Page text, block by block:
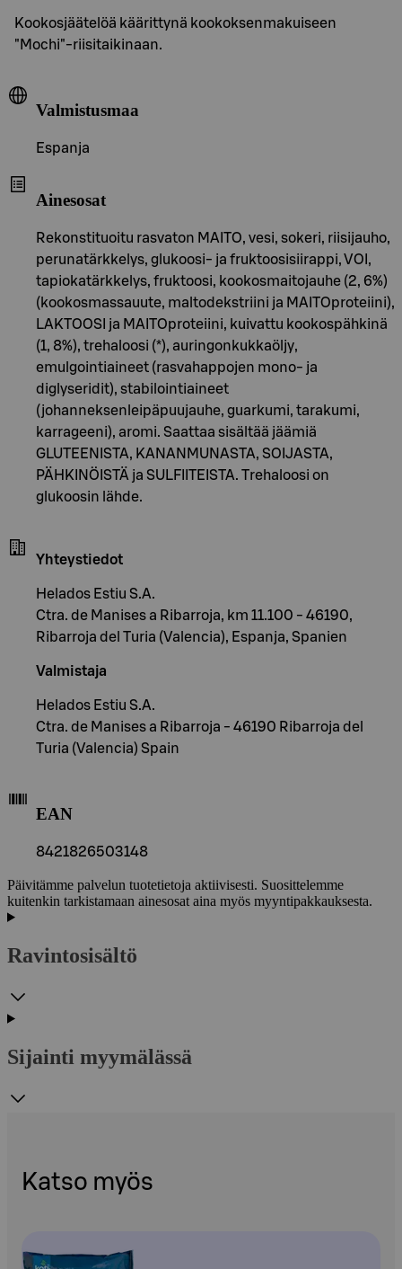
Kookosjäätelöä käärittynä kookoksenmakuiseen
"Mochi"-riisitaikinaan.
Valmistusmaa
Espanja
Ainesosat
Rekonstituoitu rasvaton MAITO, vesi, sokeri, riisijauho,
perunatärkkelys, glukoosi- ja fruktoosisiirappi, VOI,
tapiokatärkkelys, fruktoosi, kookosmaitojauhe (2, 6%)
(kookosmassauute, maltodekstriini ja MAITOproteiini),
LAKTOOSI ja MAITOproteiini, kuivattu kookospähkinä
(1, 8%), trehaloosi (*), auringonkukkaöljy,
emulgointiaineet (rasvahappojen mono- ja
diglyseridit), stabilointiaineet
(johanneksenleipäpuujauhe, guarkumi, tarakumi,
karrageeni), aromi. Saattaa sisältää jäämiä
GLUTEENISTA, KANANMUNASTA, SOIJASTA,
PÄHKINÖISTÄ ja SULFIITEISTA. Trehaloosi on
glukoosin lähde.
Yhteystiedot
Helados Estiu S.A.
Ctra. de Manises a Ribarroja, km 11.100 - 46190,
Ribarroja del Turia (Valencia), Espanja, Spanien
Valmistaja
Helados Estiu S.A.
Ctra. de Manises a Ribarroja - 46190 Ribarroja del
Turia (Valencia) Spain
EAN
8421826503148
Päivitämme palvelun tuotetietoja aktiivisesti. Suosittelemme
kuitenkin tarkistamaan ainesosat aina myös myyntipakkauksesta.
Ravintosisältö
Sijainti myymälässä
Katso myös